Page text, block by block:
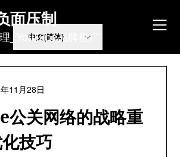
面压制
_YouTube品牌推广
关网络的战略重
技巧
11月28日